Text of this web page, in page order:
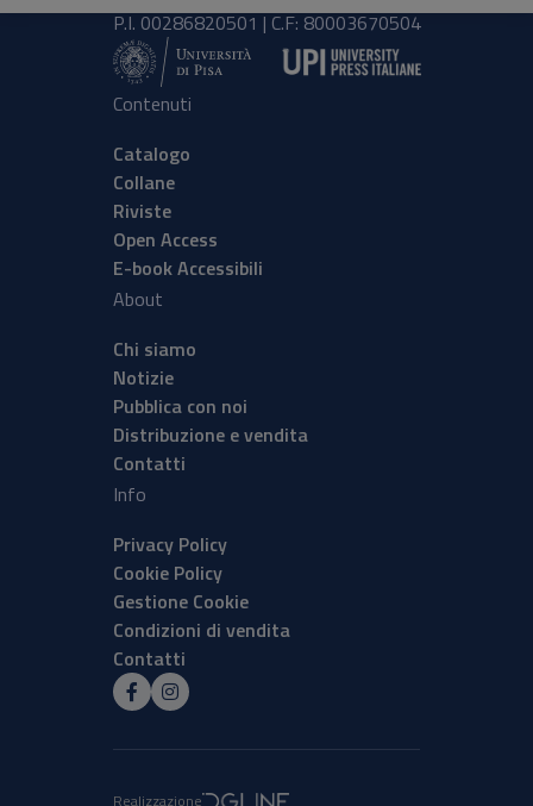
P.I. 00286820501 | C.F: 80003670504
Contenuti
Catalogo
Collane
Riviste
Open Access
E-book Accessibili
About
Chi siamo
Notizie
Pubblica con noi
Distribuzione e vendita
Contatti
Info
Privacy Policy
Cookie Policy
Gestione Cookie
Condizioni di vendita
Contatti
Realizzazione